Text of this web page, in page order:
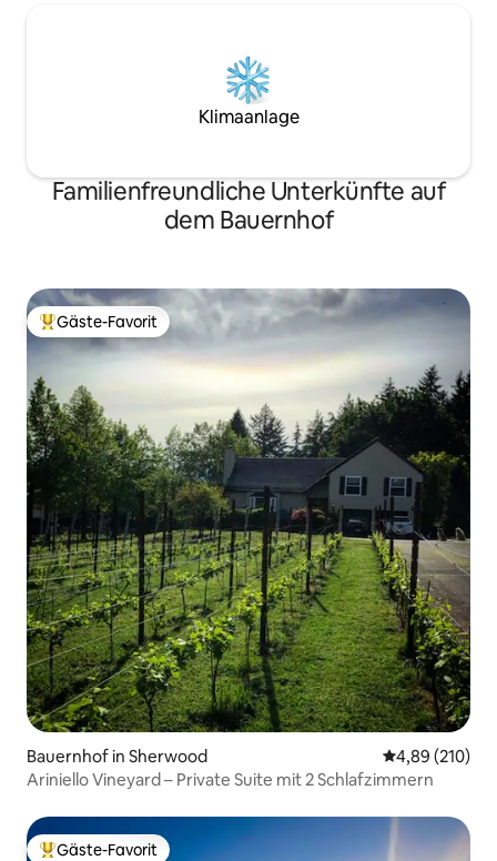
Klimaanlage
Familienfreundliche Unterkünfte auf
dem Bauernhof
Beliebter Gäste-Favorit.
Gäste-Favorit
Bauernhof in Sherwood
4,89 (210)
Ariniello Vineyard – Private Suite mit 2 Schlafzimmern
Gäste-Favorit